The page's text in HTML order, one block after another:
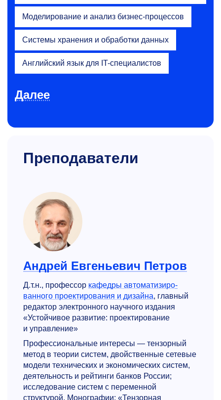
Моделирование и анализ бизнес-процессов
Системы хранения и обработки данных
Английский язык для IT-специалистов
Далее
Преподаватели
Андрей Евгеньевич Петров
Д.т.н., профессор кафедры автоматизиро­
ванного проектирования и дизайна, главный
редактор электронного научного издания
«Устойчивое развитие: проектирование
и управление»
Профессиональные интересы — тензорный
метод в теории систем, двойственные сетевые
модели технических и экономических систем,
деятельность и рейтинги банков России;
исследование систем с переменной
структурой. Монографии: «Тензорная